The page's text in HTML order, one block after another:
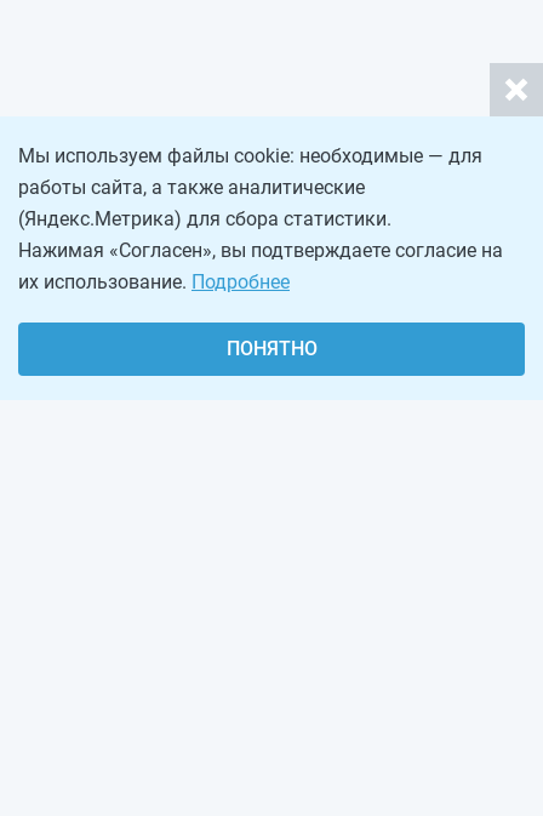
Мы используем файлы cookie: необходимые — для
работы сайта, а также аналитические
(Яндекс.Метрика) для сбора статистики.
Нажимая «Согласен», вы подтверждаете согласие на
их использование. Подробнее
ПОНЯТНО